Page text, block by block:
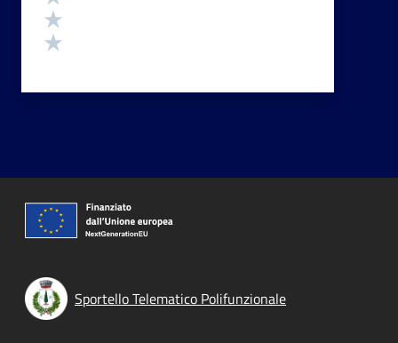
Sportello Telematico Polifunzionale